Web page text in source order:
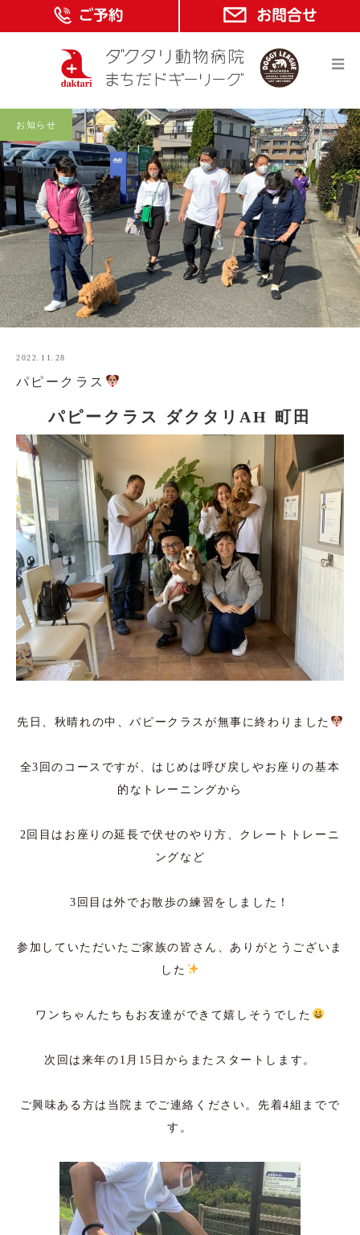
お知らせ
2022.11.28
パピークラス
パピークラス ダクタリAH 町田
先日、秋晴れの中、パピークラスが無事に終わりました
全3回のコースですが、はじめは呼び戻しやお座りの基本
的なトレーニングから
2回目はお座りの延長で伏せのやり方、クレートトレーニ
ングなど
3回目は外でお散歩の練習をしました！
参加していただいたご家族の皆さん、ありがとうございま
した
ワンちゃんたちもお友達ができて嬉しそうでした
次回は来年の1月15日からまたスタートします。
ご興味ある方は当院までご連絡ください。先着4組までで
す。